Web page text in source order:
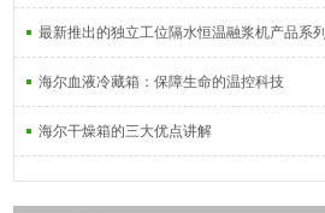
最新推出的独立工位隔水恒温融浆机产品系列
海尔血液冷藏箱：保障生命的温控科技
海尔干燥箱的三大优点讲解